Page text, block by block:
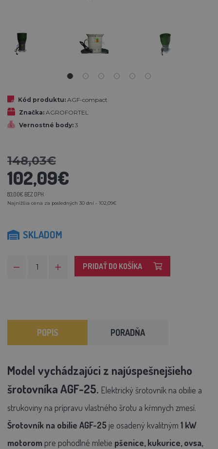
Kód produktu: AGF-compact
Značka: AGROFORTEL
Vernostné body: 3
148,03€
102,09€
83,00€ BEZ DPH
Najnižšia cena za posledných 30 dní - 102,09€
SKLADOM
PRIDAŤ DO KOŠÍKA
POPIS PORADŇA
Model vychádzajúci z najúspešnejšieho
šrotovníka AGF-25. Elektrický šrotovník na obilie a
strukoviny na prípravu vlastného šrotu a kŕmnych zmesí.
Šrotovník na obilie AGF-25 je osadený kvalitným 1 kW
motorom pre pohodlné mletie pšenice, kukurice, ovsa,